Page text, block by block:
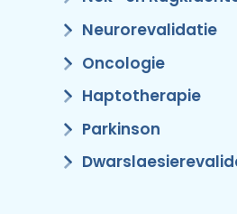
Neurorevalidatie
Oncologie
Haptotherapie
Parkinson